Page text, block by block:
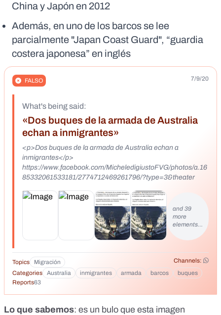
China y Japón en 2012
Además, en uno de los barcos se lee
parcialmente "Japan Coast Guard", “guardia
costera japonesa” en inglés
FALSO 7/9/20
What's being said:
«Dos buques de la armada de Australia
echan a inmigrantes»
<p>Dos buques de la armada de Australia echan a
inmigrantes</p>
https://www.facebook.com/MicheledigiustoFVG/photos/a.16
85332061533181/2774712469261796/?type=3&theater
and 39
more
elements…
Topics Migración
Channels:
Categories
Australia inmigrantes armada barcos
buques
Reports63
Lo que sabemos: es un bulo que esta imagen